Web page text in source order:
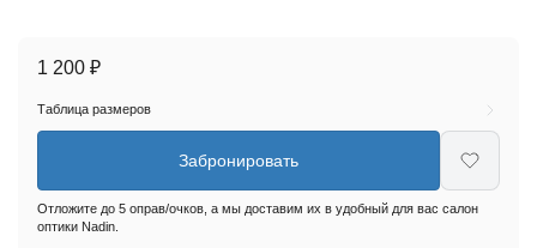
1 200 ₽
Таблица размеров
Забронировать
Отложите до 5 оправ/очков, а мы доставим их в удобный для вас салон
оптики Nadin.